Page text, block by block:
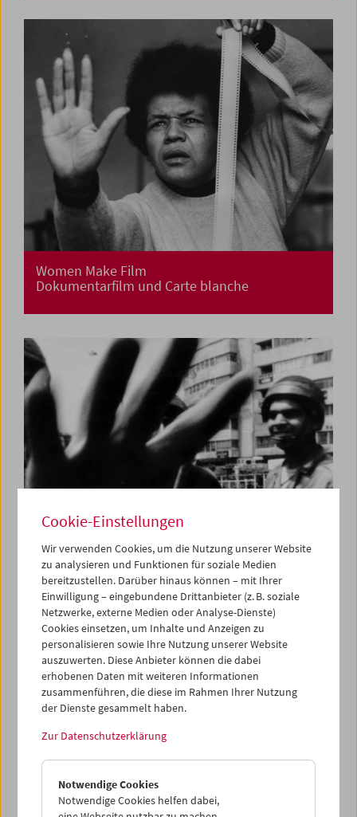
Women Make Film
Dokumentarfilm und Carte blanche
Carte blanche
Jerusalem Cinematheque
Cookie-Einstellungen
Wir verwenden Cookies, um die Nutzung unserer Website
zu analysieren und Funktionen für soziale Medien
bereitzustellen. Darüber hinaus können – mit Ihrer
Einwilligung – eingebundene Drittanbieter (z. B. soziale
Netzwerke, externe Medien oder Analyse-Dienste)
Cookies einsetzen, um Inhalte und Anzeigen zu
personalisieren sowie Ihre Nutzung unserer Website
auszuwerten. Diese Anbieter können die dabei
erhobenen Daten mit weiteren Informationen
zusammenführen, die diese im Rahmen Ihrer Nutzung
der Dienste gesammelt haben.
Zur Datenschutzerklärung
Notwendige Cookies
Notwendige Cookies helfen dabei,